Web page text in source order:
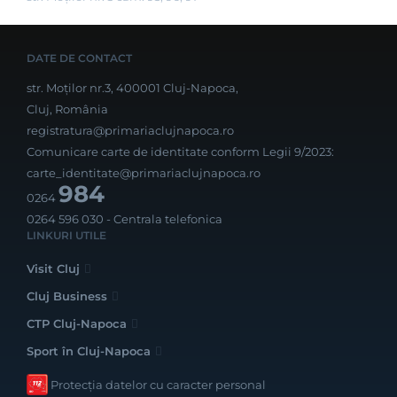
DATE DE CONTACT
str. Moților nr.3, 400001 Cluj-Napoca,
Cluj, România
registratura@primariaclujnapoca.ro
Comunicare carte de identitate conform Legii 9/2023:
carte_identitate@primariaclujnapoca.ro
0264984
0264 596 030 - Centrala telefonica
LINKURI UTILE
Visit Cluj
Cluj Business
CTP Cluj-Napoca
Sport în Cluj-Napoca
Protecția datelor cu caracter personal